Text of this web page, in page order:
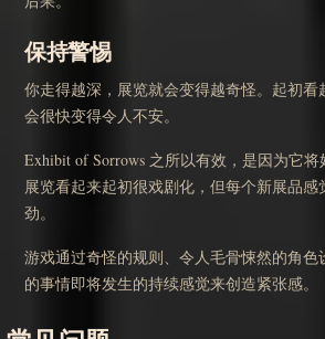
保持警惕
你走得越深，展览就会变得越奇怪。起初看
会很快变得令人不安。
Exhibit of Sorrows 之所以有效，是因为它将
展览看起来起初很戏剧化，但每个新展品
劲。
游戏通过奇怪的规则、令人毛骨悚然的角色
的事情即将发生的持续感觉来创造紧张感。